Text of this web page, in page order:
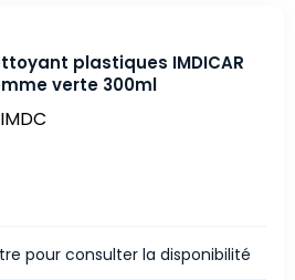
plastiques IMDICAR
verte 300ml
pour consulter la disponibilité